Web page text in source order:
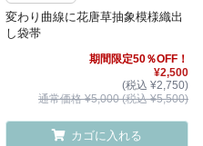
変わり曲線に花唐草抽象模様織出
し袋帯
期間限定50％OFF！
¥2,500
(税込 ¥2,750)
通常価格 ¥5,000 (税込 ¥5,500)
カゴに入れる